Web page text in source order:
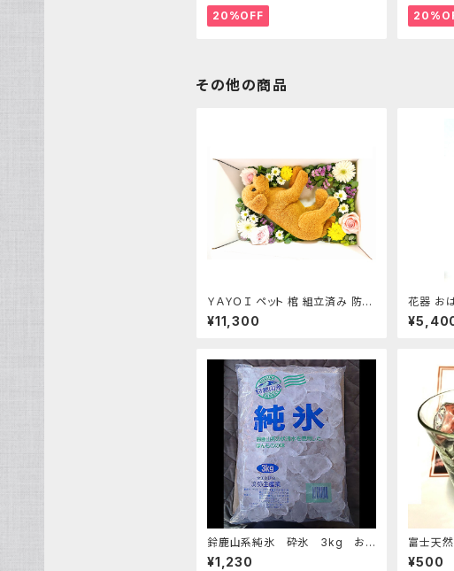
20%OFF
その他の商品
ＹＡＹＯＩ ペット 棺 組立済み 防水
シート ドライアイス 10kg付セット
冷凍便 S～M 小型犬 猫 うさぎ用
¥11,300
花器 お
ナマコ
鈴鹿山系純氷 砕氷 3kg おす
すめ
¥1,230
富士天
¥500